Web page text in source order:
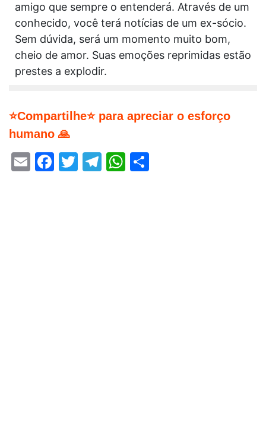
amigo que sempre o entenderá. Através de um
conhecido, você terá notícias de um ex-sócio.
Sem dúvida, será um momento muito bom,
cheio de amor. Suas emoções reprimidas estão
prestes a explodir.
⭐Compartilhe⭐ para apreciar o esforço
humano 🙏
EmailFacebook
Twitter
Telegram
WhatsApp